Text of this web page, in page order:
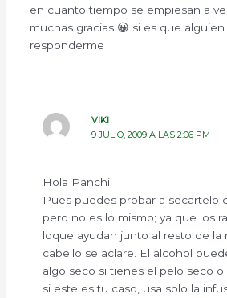
en cuanto tiempo se empiesan a
muchas gracias 😀 si es que
responderme
VIKI
9 JULIO, 2009 A LAS 2:06 PM
Hola Panchi.
Pues puedes probar a secartelo
pero no es lo mismo; ya que los
loque ayudan junto al resto de la
cabello se aclare. El alcohol
algo seco si tienes el pelo seco
si este es tu caso, usa solo la